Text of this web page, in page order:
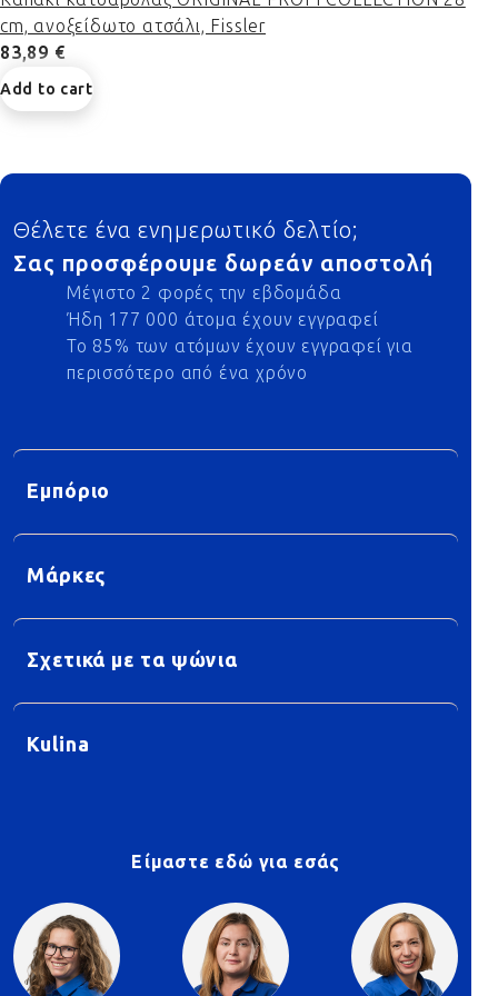
cm, ανοξείδωτο ατσάλι, Fissler
83,89 €
Add to cart
Footer
Θέλετε ένα ενημερωτικό δελτίο;
Σας προσφέρουμε δωρεάν αποστολή
Μέγιστο 2 φορές την εβδομάδα
Ήδη 177 000 άτομα έχουν εγγραφεί
Το 85% των ατόμων έχουν εγγραφεί για
περισσότερο από ένα χρόνο
Εμπόριο
Μάρκες
Σχετικά με τα ψώνια
Kulina
Είμαστε εδώ για εσάς